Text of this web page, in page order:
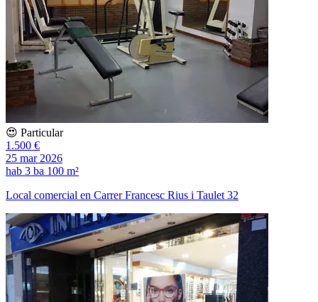
😍 Particular
1.500 €
25 mar 2026
hab 3 ba 100 m²
Local comercial en Carrer Francesc Rius i Taulet 32